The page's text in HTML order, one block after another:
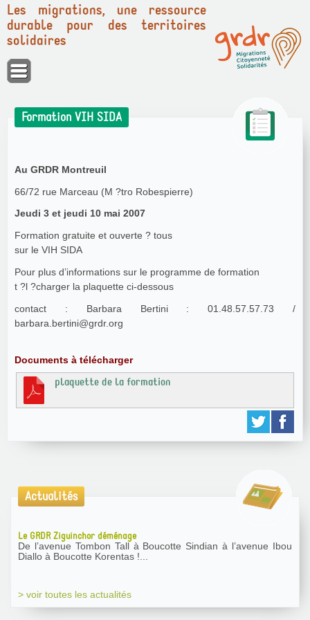
Panneau de gestion des cookies
Les migrations, une ressource
durable pour des territoires
solidaires
Formation VIH SIDA
Au GRDR Montreuil
66/72 rue Marceau (M ?tro Robespierre)
Jeudi 3 et jeudi 10 mai 2007
Formation gratuite et ouverte ? tous
sur le VIH SIDA
Pour plus d’informations sur le programme de formation
t ?l ?charger la plaquette ci-dessous
contact : Barbara Bertini : 01.48.57.57.73 /
barbara.bertini@grdr.org
Documents à télécharger
plaquette de la formation
Actualités
Le GRDR Ziguinchor déménage
De l’avenue Tombon Tall à Boucotte Sindian à l’avenue Ibou
Diallo à Boucotte Korentas !...
> voir toutes les actualités